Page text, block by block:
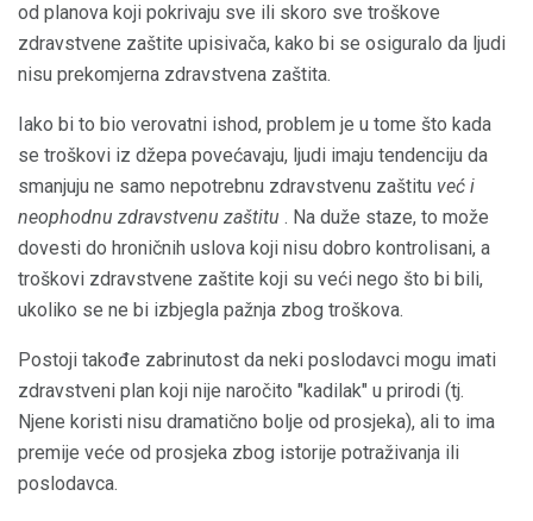
od planova koji pokrivaju sve ili skoro sve troškove
zdravstvene zaštite upisivača, kako bi se osiguralo da ljudi
nisu prekomjerna zdravstvena zaštita.
Iako bi to bio verovatni ishod, problem je u tome što kada
se troškovi iz džepa povećavaju, ljudi imaju tendenciju da
smanjuju ne samo nepotrebnu zdravstvenu zaštitu već i
neophodnu zdravstvenu zaštitu . Na duže staze, to može
dovesti do hroničnih uslova koji nisu dobro kontrolisani, a
troškovi zdravstvene zaštite koji su veći nego što bi bili,
ukoliko se ne bi izbjegla pažnja zbog troškova.
Postoji takođe zabrinutost da neki poslodavci mogu imati
zdravstveni plan koji nije naročito "kadilak" u prirodi (tj.
Njene koristi nisu dramatično bolje od prosjeka), ali to ima
premije veće od prosjeka zbog istorije potraživanja ili
poslodavca.